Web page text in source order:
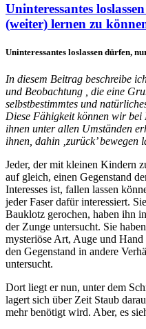
Uninteressantes
(weiter) lernen zu
Uninteressantes loslassen dürfen,
In diesem Beitrag beschreibe
und Beobachtung , die eine
selbstbestimmtes und
Diese Fähigkeit können wir bei
ihnen unter allen Umständen
ihnen, dahin ‚zurück’ bewegen
Jeder, der mit kleinen Kindern
auf gleich, einen Gegenstand
Interesses ist, fallen lassen
jeder Faser dafür interessiert.
Bauklotz gerochen, haben ihn
der Zunge untersucht. Sie
mysteriöse Art, Auge und
den Gegenstand in andere
untersucht.
Dort liegt er nun, unter dem
lagert sich über Zeit Staub
mehr benötigt wird. Aber, es